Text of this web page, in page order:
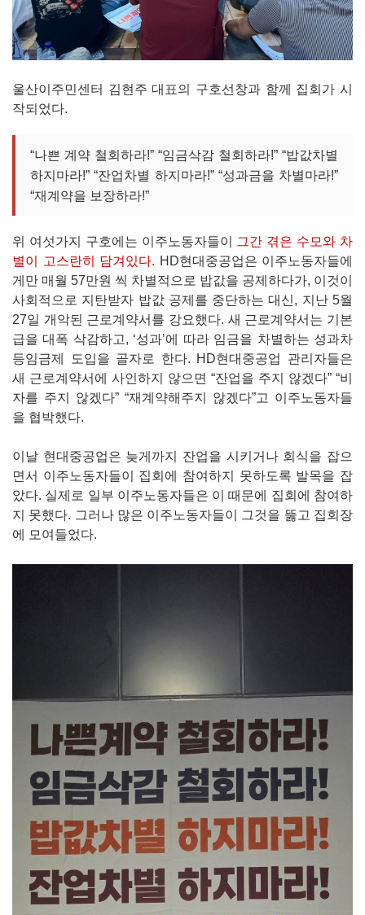
울산이주민센터 김현주 대표의 구호선창과 함께 집회가 시
작되었다.
“나쁜 계약 철회하라!” “임금삭감 철회하라!” “밥값차별
하지마라!” “잔업차별 하지마라!” “성과금을 차별마라!”
“재계약을 보장하라!”
위 여섯가지 구호에는 이주노동자들이 그간 겪은 수모와 차
별이 고스란히 담겨있다. HD현대중공업은 이주노동자들에
게만 매월 57만원 씩 차별적으로 밥값을 공제하다가, 이것이
사회적으로 지탄받자 밥값 공제를 중단하는 대신, 지난 5월
27일 개악된 근로계약서를 강요했다. 새 근로계약서는 기본
급을 대폭 삭감하고, ‘성과’에 따라 임금을 차별하는 성과차
등임금제 도입을 골자로 한다. HD현대중공업 관리자들은
새 근로계약서에 사인하지 않으면 “잔업을 주지 않겠다” “비
자를 주지 않겠다” “재계약해주지 않겠다”고 이주노동자들
을 협박했다.
이날 현대중공업은 늦게까지 잔업을 시키거나 회식을 잡으
면서 이주노동자들이 집회에 참여하지 못하도록 발목을 잡
았다. 실제로 일부 이주노동자들은 이 때문에 집회에 참여하
지 못했다. 그러나 많은 이주노동자들이 그것을 뚫고 집회장
에 모여들었다.